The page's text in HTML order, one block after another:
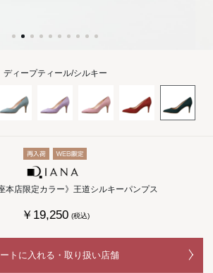
ディープティール/シルキー
本店限定カラー》王道シルキーパンプス
￥19,250 (税込)
トに入れる・取り扱い店舗